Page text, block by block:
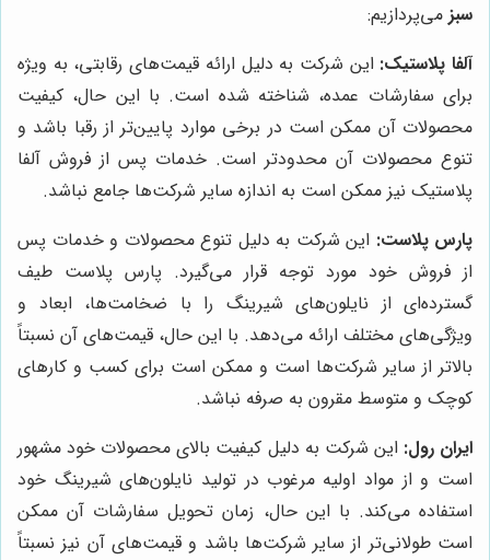
سبز می‌پردازیم:
آلفا پلاستیک: این شرکت به دلیل ارائه قیمت‌های رقابتی، به ویژه
برای سفارشات عمده، شناخته شده است. با این حال، کیفیت
محصولات آن ممکن است در برخی موارد پایین‌تر از رقبا باشد و
تنوع محصولات آن محدودتر است. خدمات پس از فروش آلفا
پلاستیک نیز ممکن است به اندازه سایر شرکت‌ها جامع نباشد.
پارس پلاست: این شرکت به دلیل تنوع محصولات و خدمات پس
از فروش خود مورد توجه قرار می‌گیرد. پارس پلاست طیف
گسترده‌ای از نایلون‌های شیرینگ را با ضخامت‌ها، ابعاد و
ویژگی‌های مختلف ارائه می‌دهد. با این حال، قیمت‌های آن نسبتاً
بالاتر از سایر شرکت‌ها است و ممکن است برای کسب و کارهای
کوچک و متوسط مقرون به صرفه نباشد.
ایران رول: این شرکت به دلیل کیفیت بالای محصولات خود مشهور
است و از مواد اولیه مرغوب در تولید نایلون‌های شیرینگ خود
استفاده می‌کند. با این حال، زمان تحویل سفارشات آن ممکن
است طولانی‌تر از سایر شرکت‌ها باشد و قیمت‌های آن نیز نسبتاً